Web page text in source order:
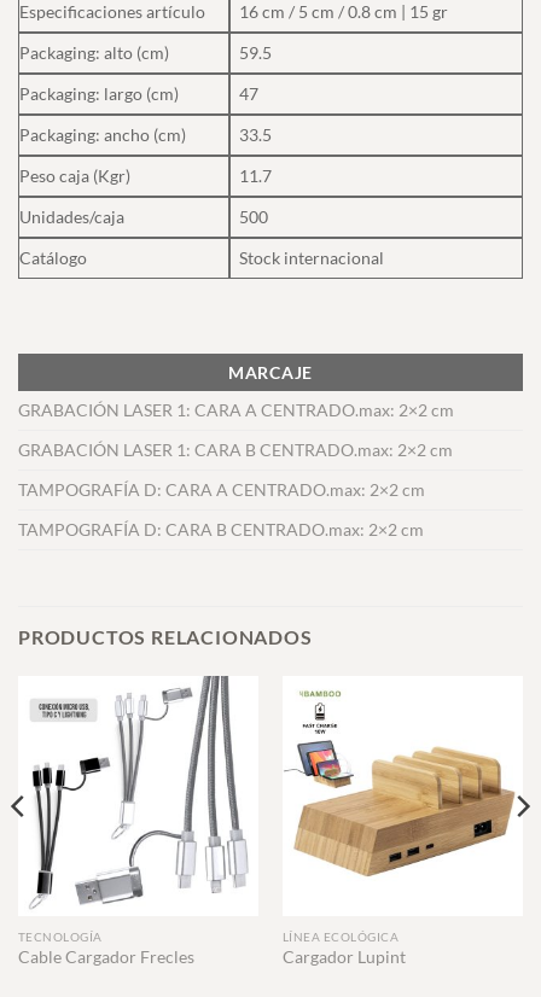
Especificaciones artículo
16 cm / 5 cm / 0.8 cm | 15 gr
Packaging: alto (cm)
59.5
Packaging: largo (cm)
47
Packaging: ancho (cm)
33.5
Peso caja (Kgr)
11.7
Unidades/caja
500
Catálogo
Stock internacional
MARCAJE
GRABACIÓN LASER 1: CARA A CENTRADO.max: 2×2 cm
GRABACIÓN LASER 1: CARA B CENTRADO.max: 2×2 cm
TAMPOGRAFÍA D: CARA A CENTRADO.max: 2×2 cm
TAMPOGRAFÍA D: CARA B CENTRADO.max: 2×2 cm
PRODUCTOS RELACIONADOS
TECNOLOGÍA
Cable Cargador Frecles
LÍNEA ECOLÓGICA
Cargador Lupint